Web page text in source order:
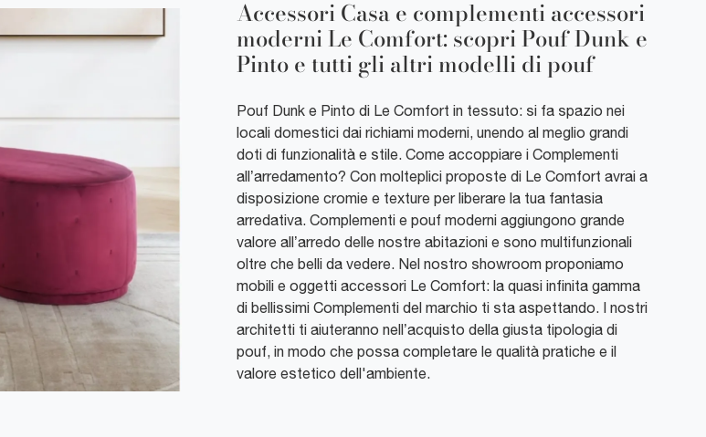
Accessori Casa e complementi accessori
moderni Le Comfort: scopri Pouf Dunk e
Pinto e tutti gli altri modelli di pouf
Pouf Dunk e Pinto di Le Comfort in tessuto: si fa spazio nei
locali domestici dai richiami moderni, unendo al meglio grandi
doti di funzionalità e stile. Come accoppiare i Complementi
all’arredamento? Con molteplici proposte di Le Comfort avrai a
disposizione cromie e texture per liberare la tua fantasia
arredativa. Complementi e pouf moderni aggiungono grande
valore all’arredo delle nostre abitazioni e sono multifunzionali
oltre che belli da vedere. Nel nostro showroom proponiamo
mobili e oggetti accessori Le Comfort: la quasi infinita gamma
di bellissimi Complementi del marchio ti sta aspettando. I nostri
architetti ti aiuteranno nell’acquisto della giusta tipologia di
pouf, in modo che possa completare le qualità pratiche e il
valore estetico dell'ambiente.